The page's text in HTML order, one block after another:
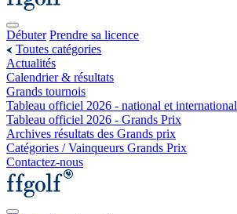
Débuter Prendre sa licence
Toutes catégories
Actualités
Calendrier & résultats
Grands tournois
Tableau officiel 2026 - national et international
Tableau officiel 2026 - Grands Prix
Archives résultats des Grands prix
Catégories / Vainqueurs Grands Prix
Contactez-nous